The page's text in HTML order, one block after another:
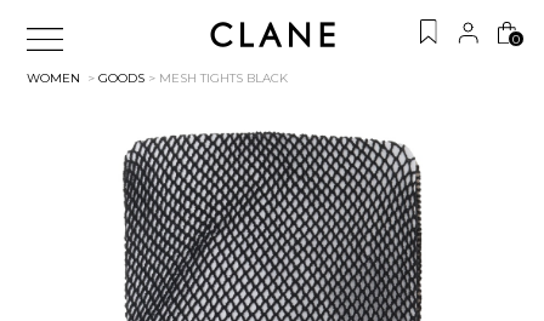
0
WOMEN >GOODS > MESH TIGHTS BLACK